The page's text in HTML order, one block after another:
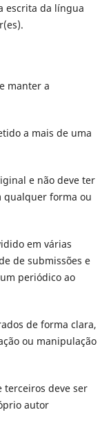
escrita da língua
manter a
a mais de uma
e não deve ter
qualquer forma ou
em várias
de submissões e
periódico ao
de forma clara,
ou manipulação
terceiros deve ser
autor